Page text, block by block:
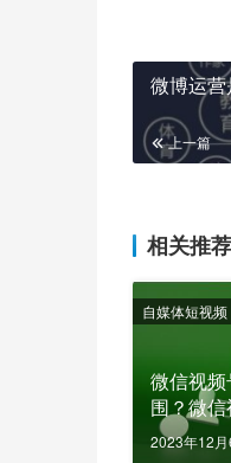
微博运
上一篇
相关推荐
微信视
围？微
流？
2023年12
自媒体短视频